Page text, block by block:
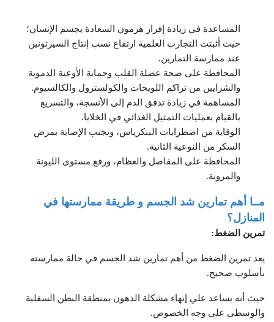
المساعدة في زيادة إفراز هرمون السعادة بجسم الإنسان؛
حيث أثبتت التجارب العلمية ارتفاع نسب إنتاج السيرتونين
عند ممارسة التمارين.
المحافظة على صحة عضلة القلب وحماية الأوعية الدموية
والشرايين من تراكم اللويحات والكولسترول والكالسيوم.
المساهمة في زيادة تدفق الدم إلى الأنسجة، والتسريع
بالقيام بعمليات التمثيل الغذائي في الخلايا.
الوقاية من اضطرابات البنكرياس، وتجنب الإصابة بمرض
السكر من النوعية الثانية.
المحافظة على المفاصل والعظام، ورفع مستوى الليونة
والمرونة.
مــا أهم تمارين شد الجسم و طريقة ممارستها في
المنازل؟
تمرين الضغط:
يعد تمرين الضغط من أهم تمارين شد الجسم في حالة ممارسته
بأسلوب صحيح.
حيث أنه يساعد علي إنهاء مشكلة الدهون بمنطقة البطن السفلية
والوسطي على وجه الخصوص.